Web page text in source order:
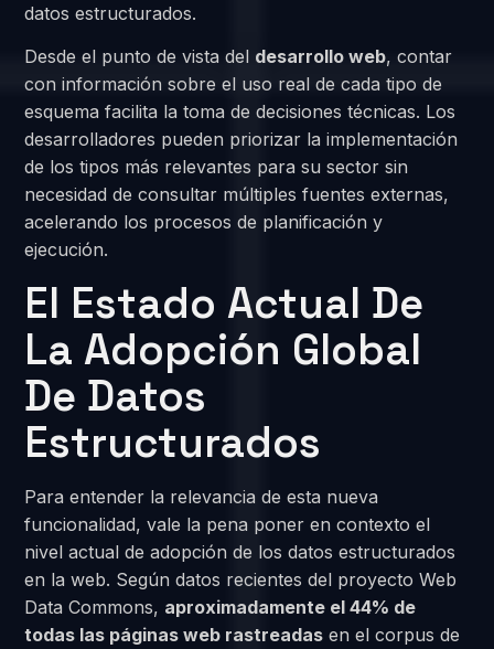
datos estructurados.
Desde el punto de vista del desarrollo web, contar
con información sobre el uso real de cada tipo de
esquema facilita la toma de decisiones técnicas. Los
desarrolladores pueden priorizar la implementación
de los tipos más relevantes para su sector sin
necesidad de consultar múltiples fuentes externas,
acelerando los procesos de planificación y
ejecución.
El Estado Actual De
La Adopción Global
De Datos
Estructurados
Para entender la relevancia de esta nueva
funcionalidad, vale la pena poner en contexto el
nivel actual de adopción de los datos estructurados
en la web. Según datos recientes del proyecto Web
Data Commons, aproximadamente el 44% de
todas las páginas web rastreadas en el corpus de